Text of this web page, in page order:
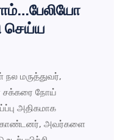
செய்ய
நல மருத்துவர்,
சக்கரை நோய்
அதிகமாக
அவர்களை